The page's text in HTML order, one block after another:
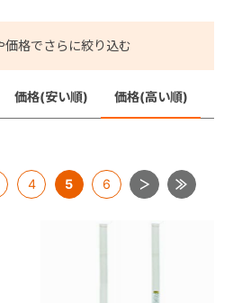
価格でさらに絞り込む
価格(安い順) 価格(高い順)
4 5 6